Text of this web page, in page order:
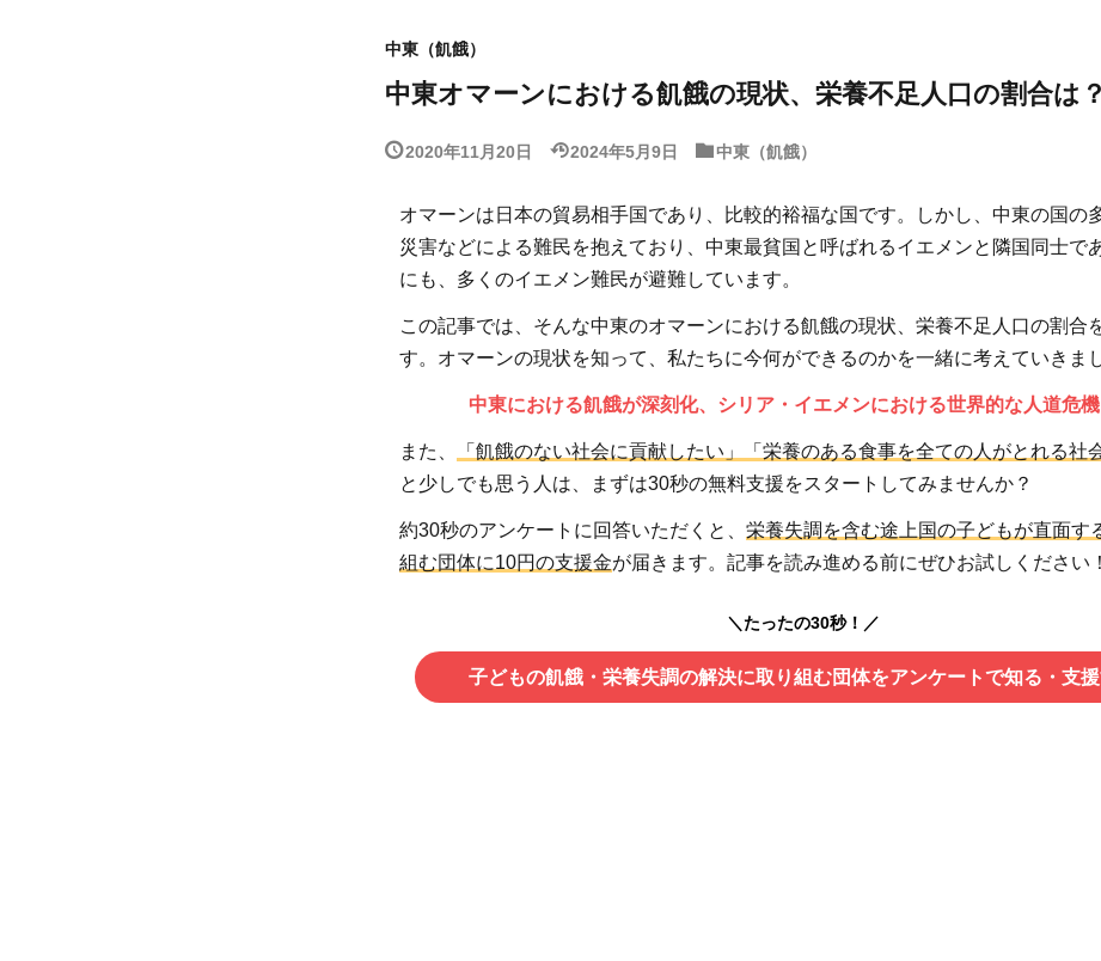
中東（飢餓）
中東オマーンにおける飢餓の現状、栄養不足人口の割合は？
2020年11月20日 2024年5月9日 中東（飢餓）
オマーンは日本の貿易相手国であり、比較的裕福な国です。しかし、中東の国の
災害などによる難民を抱えており、中東最貧国と呼ばれるイエメンと隣国同士で
にも、多くのイエメン難民が避難しています。
この記事では、そんな中東のオマーンにおける飢餓の現状、栄養不足人口の割合
す。オマーンの現状を知って、私たちに今何ができるのかを一緒に考えていきま
中東における飢餓が深刻化、シリア・イエメンにおける世界的な人道危
また、
「飢餓のない社会に貢献したい」「栄養のある食事を全ての人がとれる社
と少しでも思う人は、まずは30秒の無料支援をスタートしてみませんか？
約30秒のアンケートに回答いただくと、 栄養失調を含む途上国の子どもが直面す
組む団体に10円の支援金が届きます。記事を読み進める前にぜひお試しください！
＼たったの30秒！／
子どもの飢餓・栄養失調の解決に取り組む団体をアンケートで知る・支